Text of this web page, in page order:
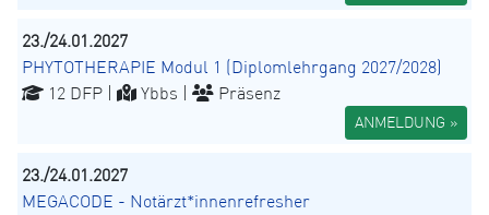
23./24.01.2027
PHYTOTHERAPIE Modul 1 (Diplomlehrgang 2027/2028)
12 DFP |
Ybbs | Präsenz
ANMELDUNG »
23./24.01.2027
MEGACODE - Notärzt*innenrefresher